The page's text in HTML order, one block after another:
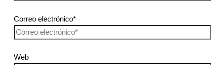
Correo electrónico*
Web